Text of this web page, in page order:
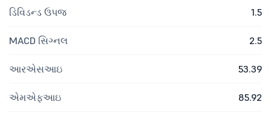
ડિવિડન્ડ ઉપજ 1.5
MACD સિગ્નલ 2.5
આરએસઆઇ 53.39
એમએફઆઇ 85.92